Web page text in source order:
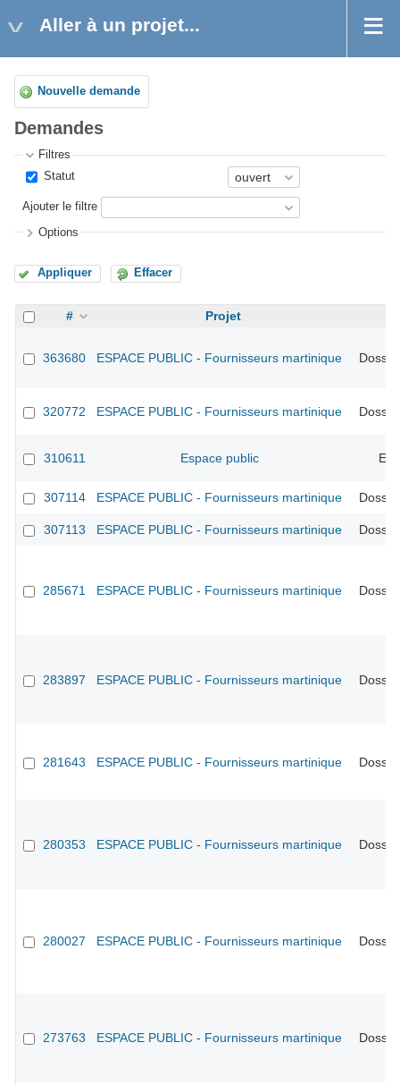
Aller à un projet...
Nouvelle demande
Demandes
Filtres
Statut
Ajouter le filtre
Options
Appliquer Effacer
# Projet
363680 ESPACE PUBLIC - Fournisseurs martinique
320772 ESPACE PUBLIC - Fournisseurs martinique
310611 Espace public
307114 ESPACE PUBLIC - Fournisseurs martinique
307113 ESPACE PUBLIC - Fournisseurs martinique
285671 ESPACE PUBLIC - Fournisseurs martinique
283897 ESPACE PUBLIC - Fournisseurs martinique
281643 ESPACE PUBLIC - Fournisseurs martinique
280353 ESPACE PUBLIC - Fournisseurs martinique
280027 ESPACE PUBLIC - Fournisseurs martinique
273763 ESPACE PUBLIC - Fournisseurs martinique